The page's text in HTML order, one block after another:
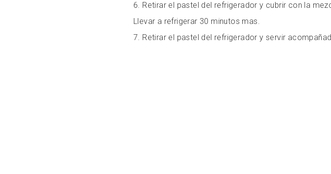
6. Retirar el pastel del refrigerador y cubrir con la
Llevar a refrigerar 30 minutos mas.
7. Retirar el pastel del refrigerador y servir